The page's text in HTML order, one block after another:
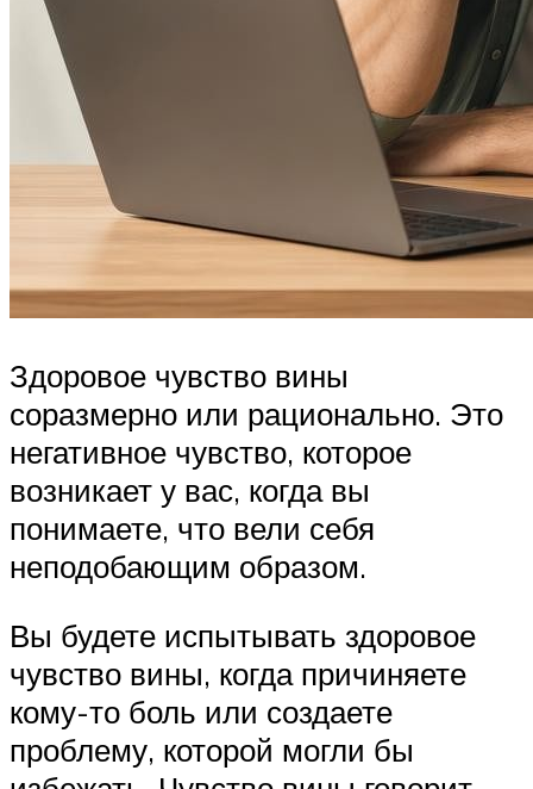
Здоровое чувство вины
соразмерно или рационально. Это
негативное чувство, которое
возникает у вас, когда вы
понимаете, что вели себя
неподобающим образом.
Вы будете испытывать здоровое
чувство вины, когда причиняете
кому-то боль или создаете
проблему, которой могли бы